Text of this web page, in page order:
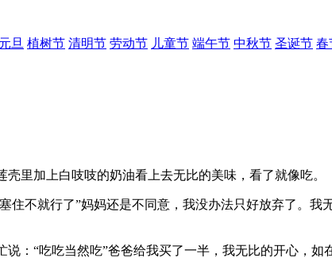
元旦 植树节 清明节 劳动节 儿童节 端午节 中秋节 圣诞节 春
加上白吱吱的奶油看上去无比的美味，看了就像吃。
不就行了”妈妈还是不同意，我没办法只好放弃了。我
“吃吃当然吃”爸爸给我买了一半，我无比的开心，如